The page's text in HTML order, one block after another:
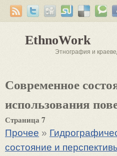
EthnoWork
Этнография и
Современное
использования
Страница 7
Прочее »
состояние и